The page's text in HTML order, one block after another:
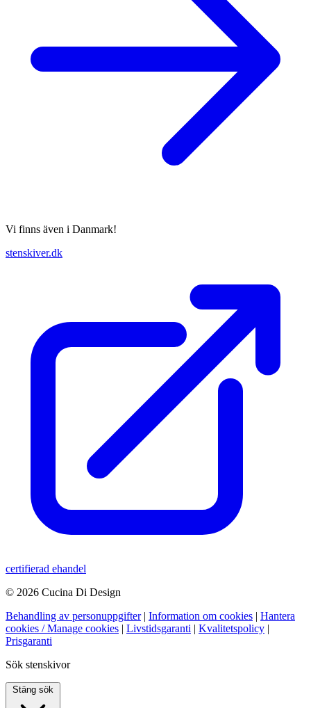
Vi finns även i Danmark!
stenskiver.dk
certifierad ehandel
© 2026 Cucina Di Design
Behandling av personuppgifter | Information om cookies | Hantera
cookies / Manage cookies | Livstidsgaranti | Kvalitetspolicy |
Prisgaranti
Sök stenskivor
Stäng sök